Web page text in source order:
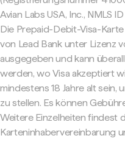
Avian Labs USA, Inc., NMLS
Die Prepaid-Debit-Visa-Karte
von Lead Bank unter Lizenz
ausgegeben und kann
werden, wo Visa akzeptiert
mindestens 18 Jahre alt sein,
zu stellen. Es können
Weitere Einzelheiten findest
Karteninhabervereinbarung